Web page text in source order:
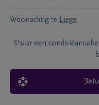
Woonachtig te Liege
Stuur een